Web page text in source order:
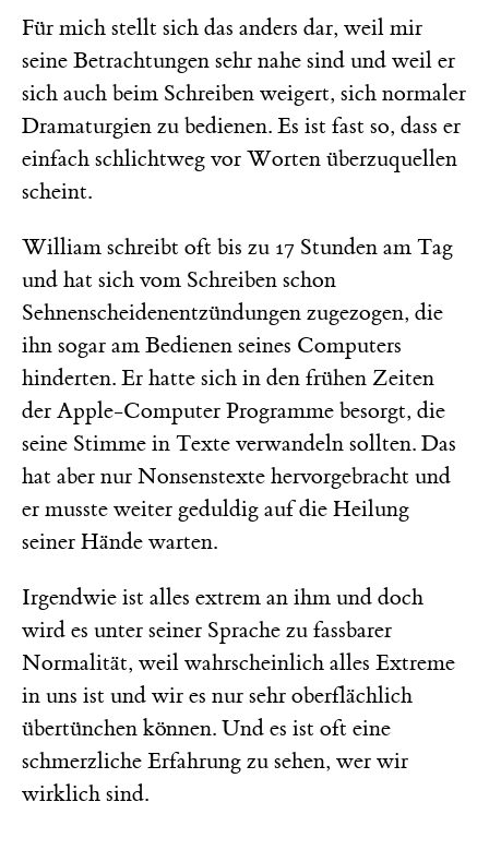
Für mich stellt sich das anders dar, weil mir
seine Betrachtungen sehr nahe sind und weil er
sich auch beim Schreiben weigert, sich normaler
Dramaturgien zu bedienen. Es ist fast so, dass er
einfach schlichtweg vor Worten überzuquellen
scheint.
William schreibt oft bis zu 17 Stunden am Tag
und hat sich vom Schreiben schon
Sehnenscheidenentzündungen zugezogen, die
ihn sogar am Bedienen seines Computers
hinderten. Er hatte sich in den frühen Zeiten
der Apple-Computer Programme besorgt, die
seine Stimme in Texte verwandeln sollten. Das
hat aber nur Nonsenstexte hervorgebracht und
er musste weiter geduldig auf die Heilung
seiner Hände warten.
Irgendwie ist alles extrem an ihm und doch
wird es unter seiner Sprache zu fassbarer
Normalität, weil wahrscheinlich alles Extreme
in uns ist und wir es nur sehr oberflächlich
übertünchen können. Und es ist oft eine
schmerzliche Erfahrung zu sehen, wer wir
wirklich sind.